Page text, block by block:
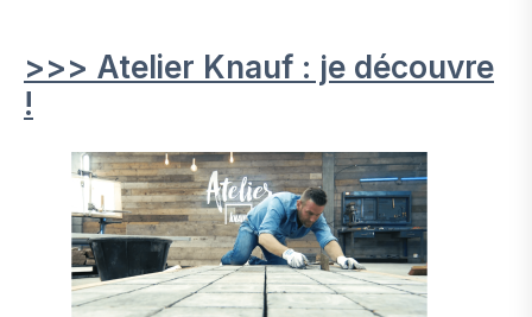
>>> Atelier Knauf : je découvre
!